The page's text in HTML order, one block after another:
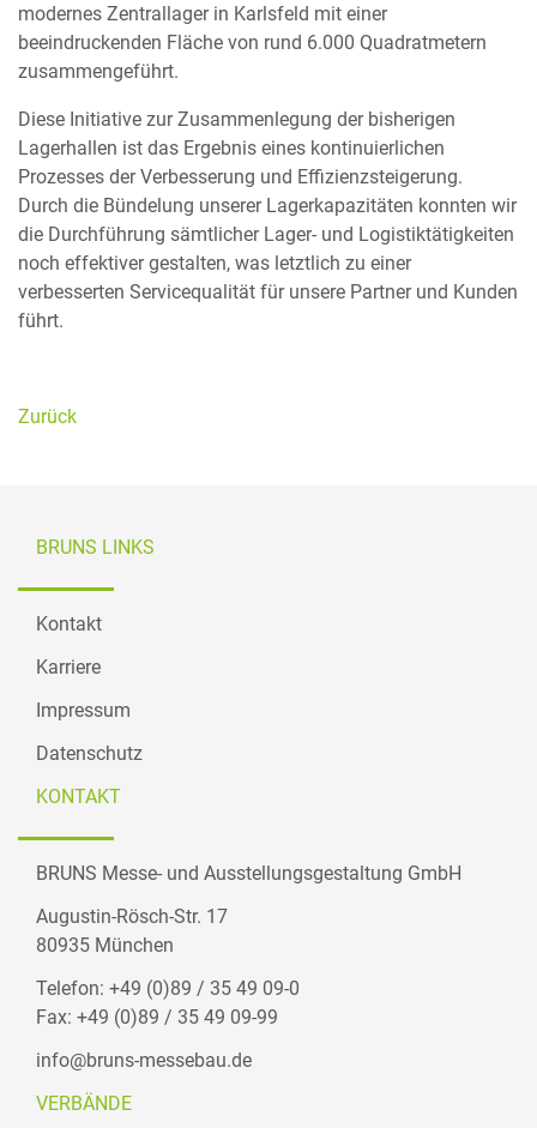
modernes Zentrallager in Karlsfeld mit einer
beeindruckenden Fläche von rund 6.000 Quadratmetern
zusammengeführt.
Diese Initiative zur Zusammenlegung der bisherigen
Lagerhallen ist das Ergebnis eines kontinuierlichen
Prozesses der Verbesserung und Effizienzsteigerung.
Durch die Bündelung unserer Lagerkapazitäten konnten wir
die Durchführung sämtlicher Lager- und Logistiktätigkeiten
noch effektiver gestalten, was letztlich zu einer
verbesserten Servicequalität für unsere Partner und Kunden
führt.
Zurück
BRUNS LINKS
Kontakt
Karriere
Impressum
Datenschutz
KONTAKT
BRUNS Messe- und Ausstellungsgestaltung GmbH
Augustin-Rösch-Str. 17
80935 München
Telefon: +49 (0)89 / 35 49 09-0
Fax: +49 (0)89 / 35 49 09-99
info@bruns-messebau.de
VERBÄNDE